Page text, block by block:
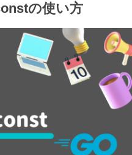
の使い方